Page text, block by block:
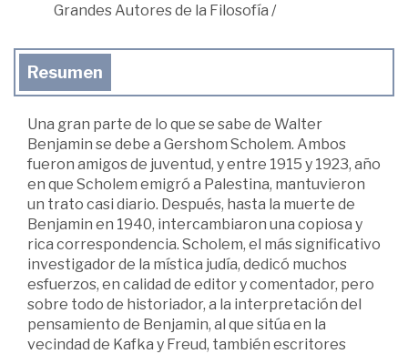
Grandes Autores de la Filosofía /
Resumen
Una gran parte de lo que se sabe de Walter
Benjamin se debe a Gershom Scholem. Ambos
fueron amigos de juventud, y entre 1915 y 1923, año
en que Scholem emigró a Palestina, mantuvieron
un trato casi diario. Después, hasta la muerte de
Benjamin en 1940, intercambiaron una copiosa y
rica correspondencia. Scholem, el más significativo
investigador de la mística judía, dedicó muchos
esfuerzos, en calidad de editor y comentador, pero
sobre todo de historiador, a la interpretación del
pensamiento de Benjamin, al que sitúa en la
vecindad de Kafka y Freud, también escritores